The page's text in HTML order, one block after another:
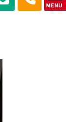
MENU